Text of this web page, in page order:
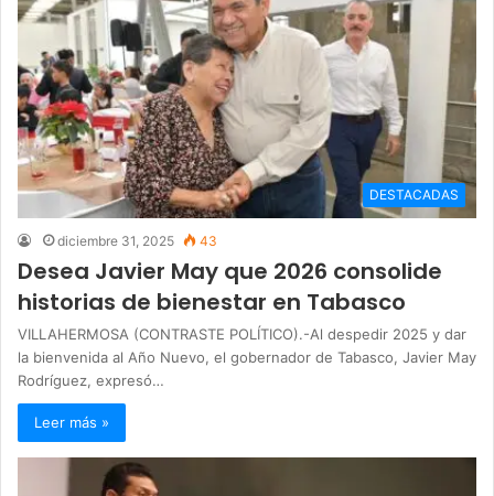
DESTACADAS
diciembre 31, 2025 43
Desea Javier May que 2026 consolide
historias de bienestar en Tabasco
VILLAHERMOSA (CONTRASTE POLÍTICO).-Al despedir 2025 y dar
la bienvenida al Año Nuevo, el gobernador de Tabasco, Javier May
Rodríguez, expresó…
Leer más »